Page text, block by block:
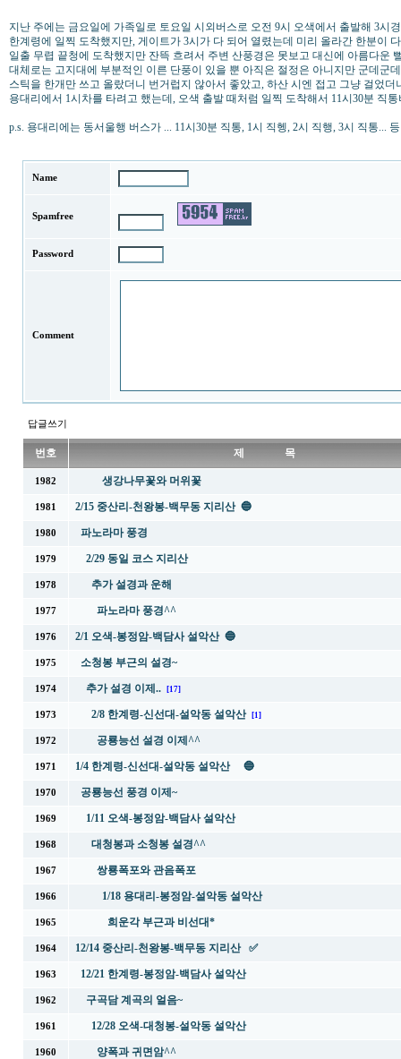
지난 주에는 금요일에 가족일로 토요일 시외버스로 오전 9시 오색에서 출발해 3시
한계령에 일찍 도착했지만, 게이트가 3시가 다 되어 열렸는데 미리 올라간 한분이
일출 무렵 끝청에 도착했지만 잔뜩 흐려서 주변 산풍경은 못보고 대신에 아름다운
대체로는 고지대에 부분적인 이른 단풍이 있을 뿐 아직은 절정은 아니지만 군데군
스틱을 한개만 쓰고 올랐더니 번거럽지 않아서 좋았고, 하산 시엔 접고 그냥 걸었
용대리에서 1시차를 타려고 했는데, 오색 출발 때처럼 일찍 도착해서 11시30분 직
p.s. 용대리에는 동서울행 버스가 ... 11시30분 직통, 1시 직헹, 2시 직행, 3시 직통...
Name
Spamfree
Password
Comment
답글쓰기
번호 제 목
1982 생강나무꽃와 머위꽃
1981 2/15 중산리-천왕봉-백무동 지리산 🔵
1980 파노라마 풍경
1979 2/29 동일 코스 지리산
1978 추가 설경과 운해
1977 파노라마 풍경^^
1976 2/1 오색-봉정암-백담사 설악산 🔵
1975 소청봉 부근의 설경~
1974 추가 설경 이제.. [17]
1973 2/8 한계령-신선대-설악동 설악산 [1]
1972 공룡능선 설경 이제^^
1971 1/4 한계령-신선대-설악동 설악산 🔵
1970 공룡능선 풍경 이제~
1969 1/11 오색-봉정암-백담사 설악산
1968 대청봉과 소청봉 설경^^
1967 쌍룡폭포와 관음폭포
1966 1/18 용대리-봉정암-설악동 설악산
1965 희운각 부근과 비선대*
1964 12/14 중산리-천왕봉-백무동 지리산 ✅
1963 12/21 한계령-봉정암-백담사 설악산
1962 구곡담 계곡의 얼음~
1961 12/28 오색-대청봉-설악동 설악산
1960 양폭과 귀면암^^